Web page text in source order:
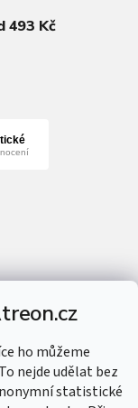
ho můžeme
nejde udělat bez
statistické
493 Kč